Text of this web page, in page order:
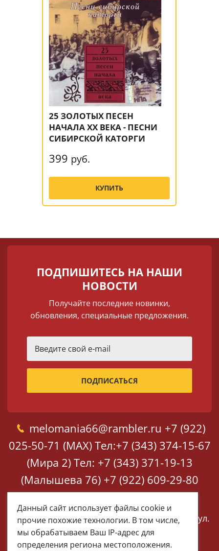
25 ЗОЛОТЫХ ПЕСЕН
НАЧАЛА XX ВЕКА - ПЕСНИ
СИБИРСКОЙ КАТОРГИ
399 руб.
КУПИТЬ
ПОДПИШИТЕСЬ НА НАШИ
НОВОСТИ
Получайте последние новинки,
обновления, специальные предложения.
melomania66@rambler.ru +7 (922)
025-50-71 (MAX) Тел:+7 (343) 374-15-67
(Мира 2) Тел: +7 (343) 371-19-13
(Малышева 76) +7 (922) 609-29-80
(MAX)
Екатеринбург, ул. Мира 2
Екатеринбург, ул.
Малышева 76
Данный сайт использует файлы cookie и
прочие похожие технологии. В том числе,
мы обрабатываем Ваш IP-адрес для
определения региона местоположения.